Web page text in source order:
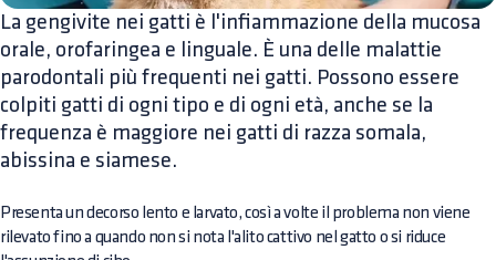
La gengivite nei gatti è l'infiammazione della mucosa
orale, orofaringea e linguale. È una delle malattie
parodontali più frequenti nei gatti. Possono essere
colpiti gatti di ogni tipo e di ogni età, anche se la
frequenza è maggiore nei gatti di razza somala,
abissina e siamese.
Presenta un decorso lento e larvato, così a volte il problema non viene
rilevato fino a quando non si nota l'alito cattivo nel gatto o si riduce